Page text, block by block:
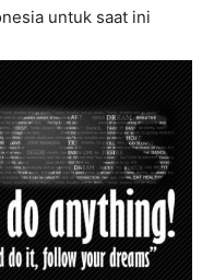
untuk saat ini